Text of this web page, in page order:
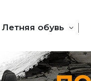
Летняя обувь